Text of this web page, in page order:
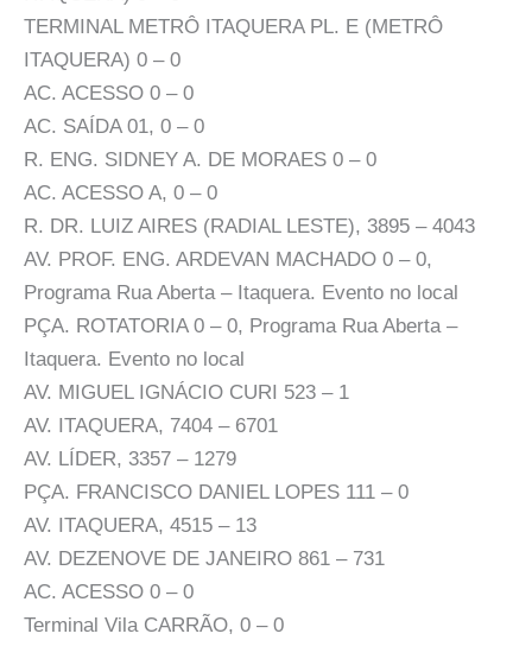
TERMINAL METRÔ ITAQUERA PL. E (METRÔ
ITAQUERA) 0 – 0
AC. ACESSO 0 – 0
AC. SAÍDA 01, 0 – 0
R. ENG. SIDNEY A. DE MORAES 0 – 0
AC. ACESSO A, 0 – 0
R. DR. LUIZ AIRES (RADIAL LESTE), 3895 – 4043
AV. PROF. ENG. ARDEVAN MACHADO 0 – 0,
Programa Rua Aberta – Itaquera. Evento no local
PÇA. ROTATORIA 0 – 0, Programa Rua Aberta –
Itaquera. Evento no local
AV. MIGUEL IGNÁCIO CURI 523 – 1
AV. ITAQUERA, 7404 – 6701
AV. LÍDER, 3357 – 1279
PÇA. FRANCISCO DANIEL LOPES 111 – 0
AV. ITAQUERA, 4515 – 13
AV. DEZENOVE DE JANEIRO 861 – 731
AC. ACESSO 0 – 0
Terminal Vila CARRÃO, 0 – 0